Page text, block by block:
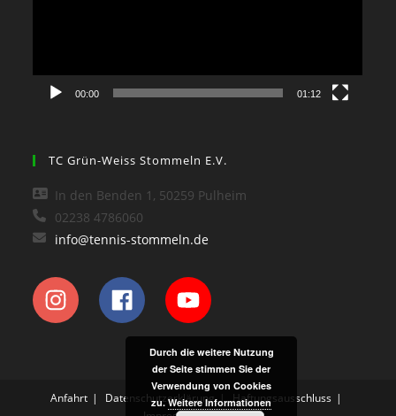
00:00 01:12
TC Grün-Weiss Stommeln E.V.
In den Benden 1, 50259 Pulheim
02238 4786060
info@tennis-stommeln.de
Anfahrt Datenschutzerklärung
Haftungsausschluss
Durch die weitere Nutzung
der Seite stimmen Sie der
Verwendung von Cookies
zu.Weitere Informationen